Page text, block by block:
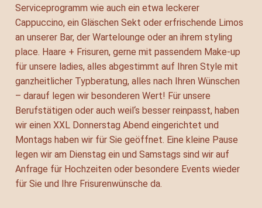
Serviceprogramm wie auch ein etwa leckerer
Cappuccino, ein Gläschen Sekt oder erfrischende Limos
an unserer Bar, der Wartelounge oder an ihrem styling
place. Haare + Frisuren, gerne mit passendem Make-up
für unsere ladies, alles abgestimmt auf Ihren Style mit
ganzheitlicher Typberatung, alles nach Ihren Wünschen
– darauf legen wir besonderen Wert! Für unsere
Berufstätigen oder auch weil‘s besser reinpasst, haben
wir einen XXL Donnerstag Abend eingerichtet und
Montags haben wir für Sie geöffnet. Eine kleine Pause
legen wir am Dienstag ein und Samstags sind wir auf
Anfrage für Hochzeiten oder besondere Events wieder
für Sie und Ihre Frisurenwünsche da.